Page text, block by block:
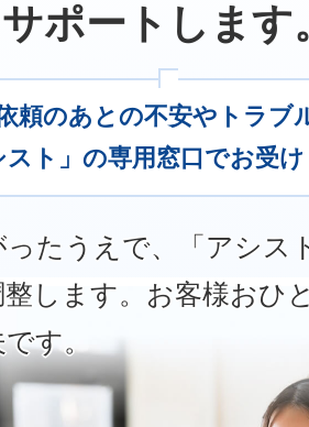
サポートします
頼のあとの不安やトラブ
スト」の専用窓口でお受
ったうえで、「アシス
整します。お客様おひ
す。